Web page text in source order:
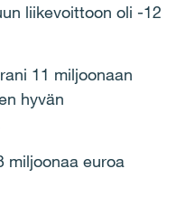
liikevoittoon oli -12
11 miljoonaan
hyvän
miljoonaa euroa